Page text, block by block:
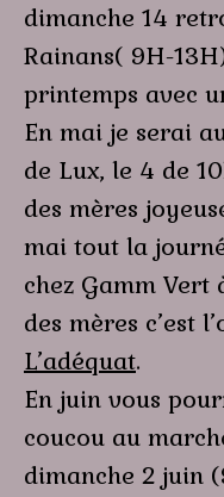
dimanche 14
Rainans( 9H-
printemps avec
En mai je serai
de Lux, le 4 de
des mères
mai tout la
chez Gamm Vert
des mères c’est
L’adéquat.
En juin vous
coucou au
dimanche 2 juin